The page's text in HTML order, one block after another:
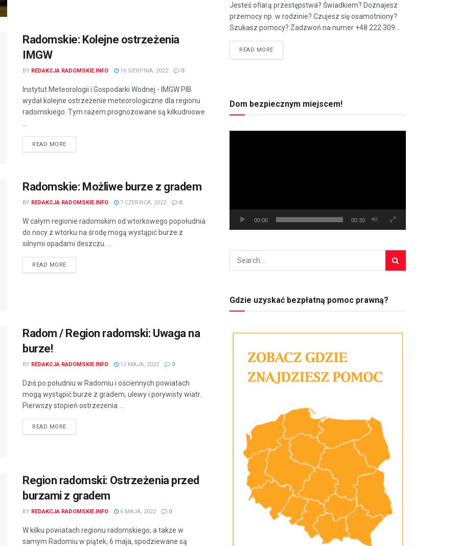
Radomskie: Kolejne ostrzeżenia
IMGW
BY REDAKCJA RADOMSKIE.INFO 16 SIERPNIA, 2022 0
Instytut Meteorologii i Gospodarki Wodnej - IMGW PIB
wydał kolejne ostrzeżenie meteorologiczne dla regionu
radomskiego. Tym razem prognozowane są kilkudniowe
...
READ MORE
Radomskie: Możliwe burze z gradem
BY REDAKCJA RADOMSKIE.INFO 7 CZERWCA, 2022 0
W całym regionie radomskim od wtorkowego popołudnia
do nocy z wtorku na środę mogą wystąpić burze z
silnymi opadami deszczu. ...
READ MORE
Radom / Region radomski: Uwaga na
burze!
BY REDAKCJA RADOMSKIE.INFO 12 MAJA, 2022 0
Dziś po południu w Radomiu i ościennych powiatach
mogą wystąpić burze z gradem, ulewy i porywisty wiatr.
Pierwszy stopień ostrzeżenia ...
READ MORE
Region radomski: Ostrzeżenia przed
burzami z gradem
BY REDAKCJA RADOMSKIE.INFO 6 MAJA, 2022 0
W kilku powiatach regionu radomskiego, a także w
samym Radomiu w piątek, 6 maja, spodziewane są
Jesteś ofiarą przestępstwa? Świadkiem? Doznajesz
przemocy np. w rodzinie? Czujesz się osamotniony?
Szukasz pomocy? Zadzwoń na numer +48 222 309...
READ MORE
Dom bezpiecznym miejscem!
00:00 00:30
Gdzie uzyskać bezpłatną pomoc prawną?